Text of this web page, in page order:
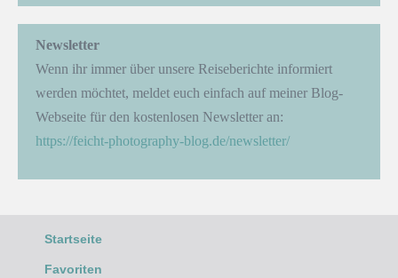
Newsletter
Wenn ihr immer über unsere Reiseberichte informiert
werden möchtet, meldet euch einfach auf meiner Blog-
Webseite für den kostenlosen Newsletter an:
https://feicht-photography-blog.de/newsletter/
Startseite
Favoriten